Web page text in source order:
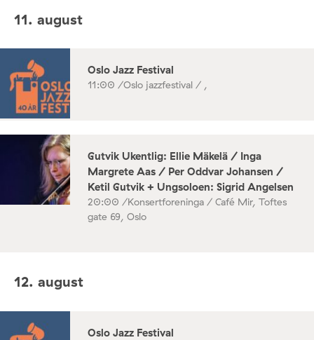
11. august
Oslo Jazz Festival
11:00 /Oslo jazzfestival / ,
Gutvik Ukentlig: Ellie Mäkelä / Inga
Margrete Aas / Per Oddvar Johansen /
Ketil Gutvik + Ungsoloen: Sigrid Angelsen
20:00 /Konsertforeninga / Café Mir, Toftes
gate 69, Oslo
12. august
Oslo Jazz Festival